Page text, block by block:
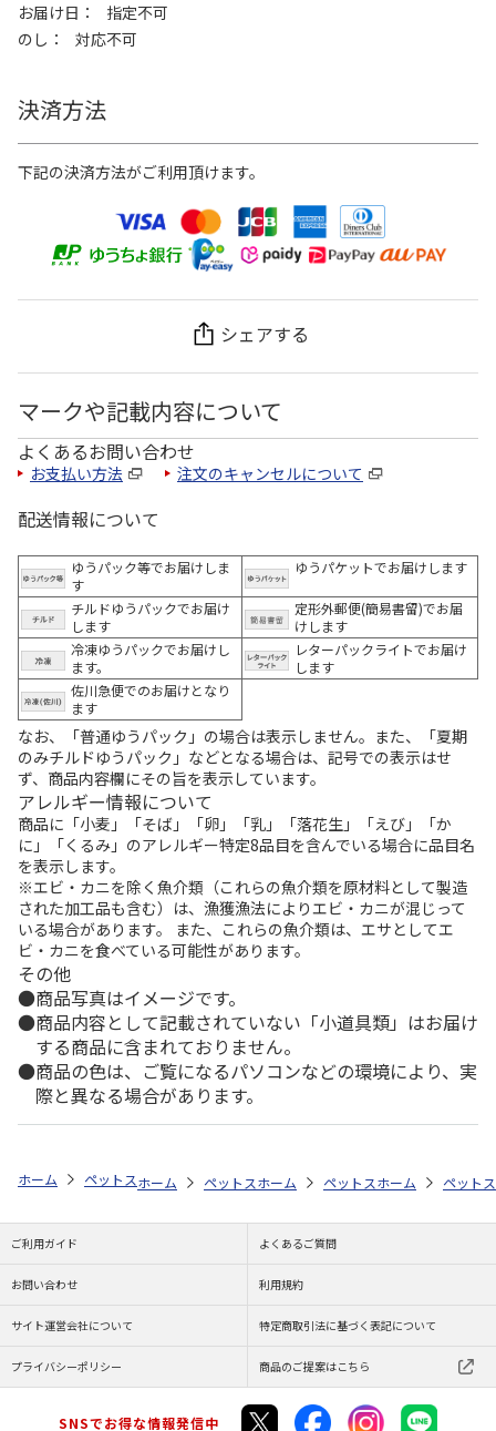
お届け日
指定不可
のし
対応不可
決済方法
下記の決済方法がご利用頂けます。
シェアする
マークや記載内容について
よくあるお問い合わせ
お支払い方法 注文のキャンセルについて
配送情報について
ゆうパック等でお届けしま
す
ゆうパケットでお届けします
チルドゆうパックでお届け
します
定形外郵便(簡易書留)でお届
けします
冷凍ゆうパックでお届けし
ます。
レターパックライトでお届け
します
佐川急便でのお届けとなり
ます
なお、「普通ゆうパック」の場合は表示しません。また、「夏期
のみチルドゆうパック」などとなる場合は、記号での表示はせ
ず、商品内容欄にその旨を表示しています。
アレルギー情報について
商品に「小麦」「そば」「卵」「乳」「落花生」「えび」「か
に」「くるみ」のアレルギー特定8品目を含んでいる場合に品目名
を表示します。
※エビ・カニを除く魚介類（これらの魚介類を原材料として製造
された加工品も含む）は、漁獲漁法によりエビ・カニが混じって
いる場合があります。 また、これらの魚介類は、エサとしてエ
ビ・カニを食べている可能性があります。
その他
商品写真はイメージです。
商品内容として記載されていない「小道具類」はお届け
する商品に含まれておりません。
商品の色は、ご覧になるパソコンなどの環境により、実
際と異なる場合があります。
ホーム ペットストア フード フード（小動物用） モルモット
ホーム ペットストア フード フード（小動物用）
ホーム ペットストア フード
ホーム ペット
ご利用ガイド よくあるご質問
お問い合わせ 利用規約
サイト運営会社について 特定商取引法に基づく表記について
プライバシーポリシー 商品のご提案はこちら
SNSでお得な情報発信中